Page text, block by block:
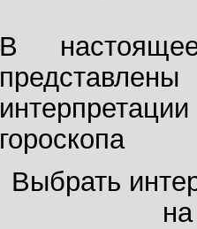
В
гороскопа
Выбрать